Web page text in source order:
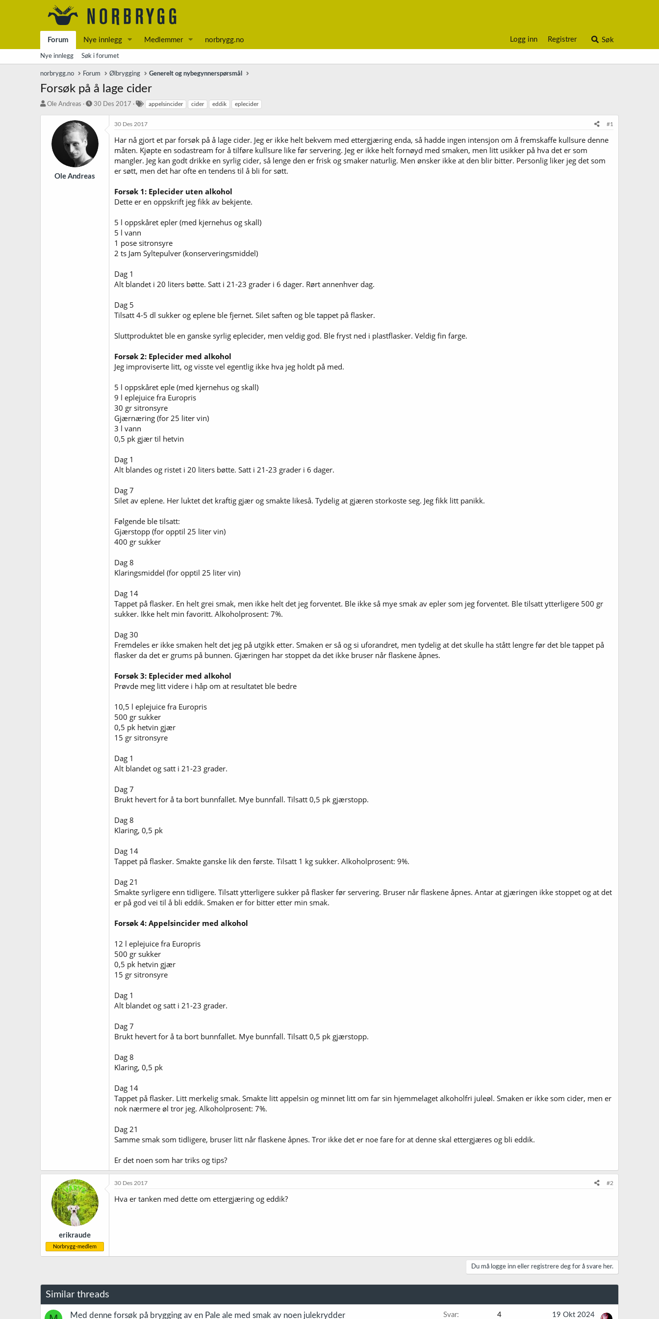
Forum Nye innlegg Medlemmer norbrygg.no Logg inn Registrer Søk
Nye innlegg Søk i forumet
norbrygg.no Forum Ølbrygging Generelt og nybegynnerspørsmål
Forsøk på å lage cider
T
Ole Andreas
S
r
a
o
30 Des 2017
i
k
o
r
d
appelsincider cider eddik eplecider
Ole Andreas
30 Des 2017 #1
Har nå gjort et par forsøk på å lage cider. Jeg er ikke helt bekvem med ettergjæring enda, så hadde ingen intensjon om å fremskaffe kullsure denne
måten. Kjøpte en sodastream for å tilføre kullsure like før servering. Jeg er ikke helt fornøyd med smaken, men litt usikker på hva det er som
mangler. Jeg kan godt drikke en syrlig cider, så lenge den er frisk og smaker naturlig. Men ønsker ikke at den blir bitter. Personlig liker jeg det som
er søtt, men det har ofte en tendens til å bli for søtt.
Forsøk 1: Eplecider uten alkohol
Dette er en oppskrift jeg fikk av bekjente.
5 l oppskåret epler (med kjernehus og skall)
5 l vann
1 pose sitronsyre
2 ts Jam Syltepulver (konserveringsmiddel)
Dag 1
Alt blandet i 20 liters bøtte. Satt i 21-23 grader i 6 dager. Rørt annenhver dag.
Dag 5
Tilsatt 4-5 dl sukker og eplene ble fjernet. Silet saften og ble tappet på flasker.
Sluttproduktet ble en ganske syrlig eplecider, men veldig god. Ble fryst ned i plastflasker. Veldig fin farge.
Forsøk 2: Eplecider med alkohol
Jeg improviserte litt, og visste vel egentlig ikke hva jeg holdt på med.
5 l oppskåret eple (med kjernehus og skall)
9 l eplejuice fra Europris
30 gr sitronsyre
Gjærnæring (for 25 liter vin)
3 l vann
0,5 pk gjær til hetvin
Dag 1
Alt blandes og ristet i 20 liters bøtte. Satt i 21-23 grader i 6 dager.
Dag 7
Silet av eplene. Her luktet det kraftig gjær og smakte likeså. Tydelig at gjæren storkoste seg. Jeg fikk litt panikk.
Følgende ble tilsatt:
Gjærstopp (for opptil 25 liter vin)
400 gr sukker
Dag 8
Klaringsmiddel (for opptil 25 liter vin)
Dag 14
Tappet på flasker. En helt grei smak, men ikke helt det jeg forventet. Ble ikke så mye smak av epler som jeg forventet. Ble tilsatt ytterligere 500 gr
sukker. Ikke helt min favoritt. Alkoholprosent: 7%.
Dag 30
Fremdeles er ikke smaken helt det jeg på utgikk etter. Smaken er så og si uforandret, men tydelig at det skulle ha stått lengre før det ble tappet på
flasker da det er grums på bunnen. Gjæringen har stoppet da det ikke bruser når flaskene åpnes.
Forsøk 3: Eplecider med alkohol
Prøvde meg litt videre i håp om at resultatet ble bedre
10,5 l eplejuice fra Europris
500 gr sukker
0,5 pk hetvin gjær
15 gr sitronsyre
Dag 1
Alt blandet og satt i 21-23 grader.
Dag 7
Brukt hevert for å ta bort bunnfallet. Mye bunnfall. Tilsatt 0,5 pk gjærstopp.
Dag 8
Klaring, 0,5 pk
Dag 14
Tappet på flasker. Smakte ganske lik den første. Tilsatt 1 kg sukker. Alkoholprosent: 9%.
Dag 21
Smakte syrligere enn tidligere. Tilsatt ytterligere sukker på flasker før servering. Bruser når flaskene åpnes. Antar at gjæringen ikke stoppet og at det
er på god vei til å bli eddik. Smaken er for bitter etter min smak.
Forsøk 4: Appelsincider med alkohol
12 l eplejuice fra Europris
500 gr sukker
0,5 pk hetvin gjær
15 gr sitronsyre
Dag 1
Alt blandet og satt i 21-23 grader.
Dag 7
Brukt hevert for å ta bort bunnfallet. Mye bunnfall. Tilsatt 0,5 pk gjærstopp.
Dag 8
Klaring, 0,5 pk
Dag 14
Tappet på flasker. Litt merkelig smak. Smakte litt appelsin og minnet litt om far sin hjemmelaget alkoholfri juleøl. Smaken er ikke som cider, men er
nok nærmere øl tror jeg. Alkoholprosent: 7%.
Dag 21
Samme smak som tidligere, bruser litt når flaskene åpnes. Tror ikke det er noe fare for at denne skal ettergjæres og bli eddik.
Er det noen som har triks og tips?
erikraude
Norbrygg-medlem
30 Des 2017 #2
Hva er tanken med dette om ettergjæring og eddik?
Du må logge inn eller registrere deg for å svare her.
Similar threads
Med denne forsøk på brygging av en Pale ale med smak av noen julekrydder Svar 4 19 Okt 2024